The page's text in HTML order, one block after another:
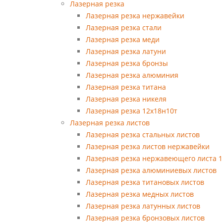
Лазерная резка
Лазерная резка нержавейки
Лазерная резка стали
Лазерная резка меди
Лазерная резка латуни
Лазерная резка бронзы
Лазерная резка алюминия
Лазерная резка титана
Лазерная резка никеля
Лазерная резка 12х18н10т
Лазерная резка листов
Лазерная резка стальных листов
Лазерная резка листов нержавейки
Лазерная резка нержавеющего листа
Лазерная резка алюминиевых листов
Лазерная резка титановых листов
Лазерная резка медных листов
Лазерная резка латунных листов
Лазерная резка бронзовых листов